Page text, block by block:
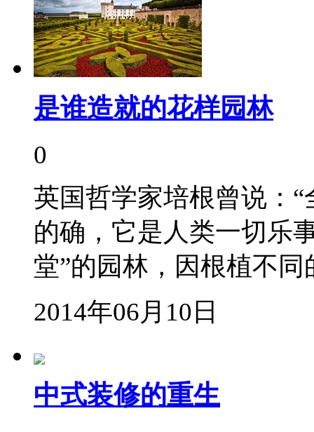
是谁造就的花样园林
0
英国哲学家培根曾说：
的确，它是人类一切乐
堂”的园林，因根植不
2014年06月10日
中式装修的重生